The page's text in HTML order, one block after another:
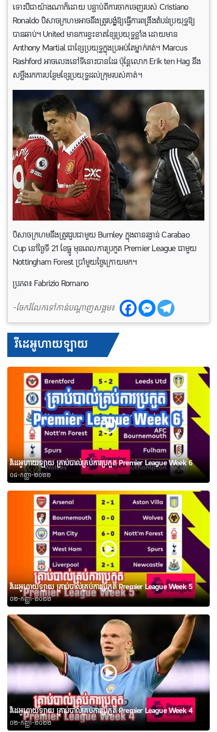
ទោះបីជាយ៉ាងណាក៏ដោយ បន្ទាប់ពីការចាកចេញរបស់ Cristiano
Ronaldo បិសាចក្រហមអាចនឹងត្រូវបង្ខំឱ្យធ្វើការពង្រឹងតំបន់ប្រយុទ្ធឱ្យ
បានឆាប់។ United មាន​ការ​ខ្វះខាតខ្សែប្រយុទ្ធ​ខ្លាំង ដោយ​មាន
Anthony Martial ជា​ខ្សែ​ប្រយុទ្ធ​ក្នុង​ប្រអប់​តែ​ម្នាក់​គត់។ Marcus
Rashford អាចលេងនៅទីនោះបាន​ដែរ ប៉ុន្តែលោក Erik ten Hag នឹង
សម្លឹងរកការបន្ថែមខ្សែប្រយុទ្ធដល់ក្រុមរបស់គាត់។
បិសាចក្រហមនឹងត្រូវជួបជាមួយ Burnley ក្នុងពានរង្វាន់ Carabao
Cup នៅថ្ងៃទី 21 ខែធ្នូ មុនពេលការប្រកួត Premier League ជាមួយ
Nottingham Forest ប្រាំមួយថ្ងៃក្រោយមក។
ប្រភព៖ Fabrizio Romano
-ចែករំលែកទៅកាន់បណ្តាញសង្គម៖
វីដេអូហាយឡាយ
វីដេអូហាយឡាយ គ្រាប់បាល់គ្រប់ការប្រកួត Premier League Week 6
០៨-កញ្ញា-២០២២
វីដេអូហាយឡាយ គ្រាប់បាល់គ្រប់ការប្រកួត Premier League Week 5
០២-កញ្ញា-២០២២
វីដេអូហាយឡាយ គ្រាប់បាល់គ្រប់ការប្រកួត Premier League Week 4
០២-កញ្ញា-២០២២